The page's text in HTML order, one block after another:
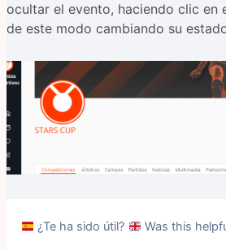
ocultar el evento, haciendo clic en
de este modo cambiando su
¿Te ha sido útil? Was this